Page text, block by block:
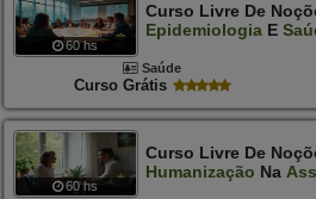
60 hs
Curso Livre De
EpidemiologiaE
Saúde
Curso Grátis
60 hs
Curso Livre De
Humanização Na